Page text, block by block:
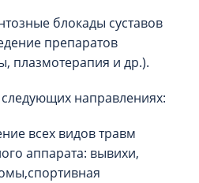
блокады суставов
препаратов
плазмотерапия и др.).
направлениях:
всех видов травм
аппарата: вывихи,